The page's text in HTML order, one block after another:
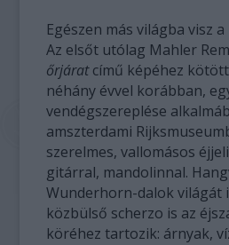
Egészen más világba visz
Az elsőt utólag Mahler
őrjáratcímű képéhez
néhány évvel korábban,
vendégszereplése
amszterdami
szerelmes, vallomásos
gitárral, mandolinnal.
Wunderhorn-dalok világát
közbülső scherzo is az
köréhez tartozik: árnyak,